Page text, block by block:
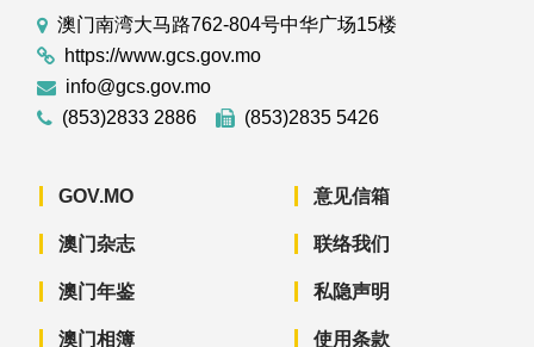
澳门南湾大马路762-804号中华广场15楼
https://www.gcs.gov.mo
info@gcs.gov.mo
(853)2833 2886
(853)2835 5426
GOV.MO
澳门杂志
澳门年鉴
澳门相簿
意见信箱
联络我们
私隐声明
使用条款